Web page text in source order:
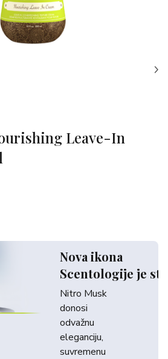
Leave-In
Nova ikona
Scentologije je
Nitro Musk
donosi
odvažnu
eleganciju,
suvremenu